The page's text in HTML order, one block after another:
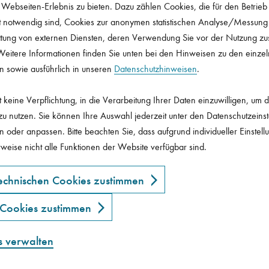
nachhaltigen Handels der Presse-Versorgung und ist
und guter Unternehmensführung.
Erlebnis zu bieten. Dazu zählen Cookies, die für den Betrieb
notwendig sind, Cookies zur anonymen statistischen Analyse/
von externen Diensten, deren Verwendung Sie vor der Nutzung
Informationen finden Sie unten bei den Hinweisen zu den
sowie ausführlich in unseren Datenschutzhinweisen.
keine Verpflichtung, in die Verarbeitung Ihrer Daten einzuwilligen, um
nutzen. Sie können Ihre Auswahl jederzeit unter den
oder anpassen. Bitte beachten Sie, dass aufgrund individueller
nicht alle Funktionen der Website verfügbar sind.
Cookies zustimmen
zustimmen
verwalten